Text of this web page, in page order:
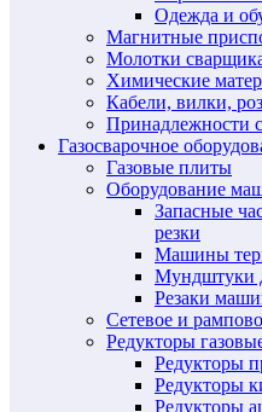
Одежда и
Магнитные
Молотки
Химические
Кабели, вилки,
Принадлежности
Газосварочное
Газовые плиты
Оборудование
Запасные
резки
Машины
Мундштуки
Резаки
Сетевое и
Редукторы
Редукторы
Редукторы
Редукторы